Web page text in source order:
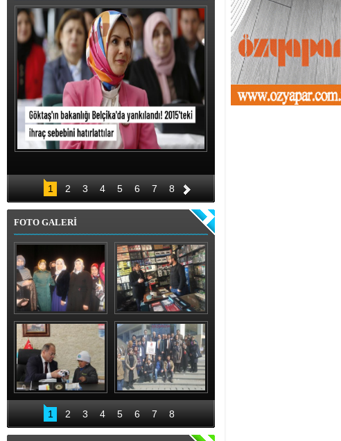
1 2 3 4 5 6 7 8
FOTO GALERİ
Hınıslı kadınlardan
'evet' sözü
Recep Aydın ve ekibi
geceli gündüzlü
çalışıyor
Bakan Akdağ
Oltu’da
Palandöken İlçe
Başkanlığından 15
Temmuz kahraman
kadınlar sergisi
1 2 3 4 5 6 7 8